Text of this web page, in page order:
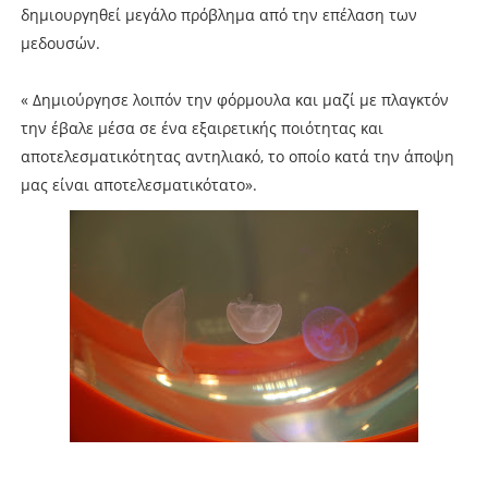
δημιουργηθεί μεγάλο πρόβλημα από την επέλαση των
μεδουσών.
« Δημιούργησε λοιπόν την φόρμουλα και μαζί με πλαγκτόν
την έβαλε μέσα σε ένα εξαιρετικής ποιότητας και
αποτελεσματικότητας αντηλιακό, το οποίο κατά την άποψη
μας είναι αποτελεσματικότατο».